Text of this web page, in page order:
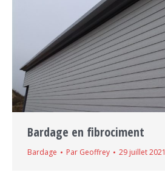
Bardage en fibrociment
Bardage Par Geoffrey 29 juillet 2021